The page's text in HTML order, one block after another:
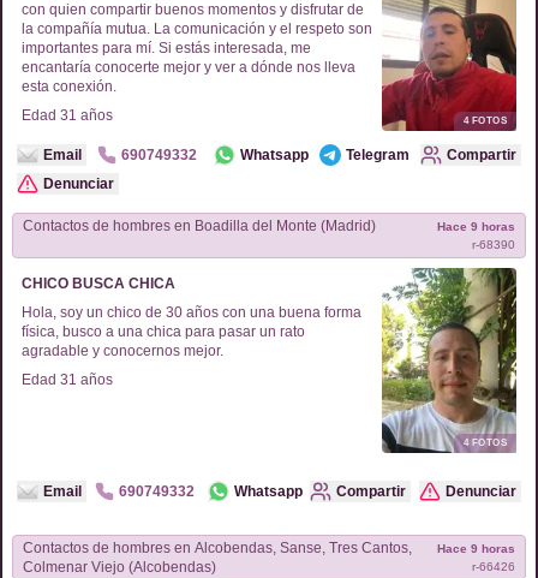
con quien compartir buenos momentos y disfrutar de
la compañía mutua. La comunicación y el respeto son
importantes para mí. Si estás interesada, me
encantaría conocerte mejor y ver a dónde nos lleva
esta conexión.
Edad 31 años 4FOTOS
Email 690749332 Whatsapp Telegram
Compartir
Denunciar
Contactos de hombres en Boadilla del Monte (Madrid)
r-68390
Hace 9 horas
CHICO BUSCA CHICA
Hola, soy un chico de 30 años con una buena forma
física, busco a una chica para pasar un rato
agradable y conocernos mejor.
Edad 31 años
4FOTOS
Email 690749332 Whatsapp Compartir Denunciar
Contactos de hombres en Alcobendas, Sanse, Tres Cantos,
Colmenar Viejo (Alcobendas)
r-66426
Hace 9 horas